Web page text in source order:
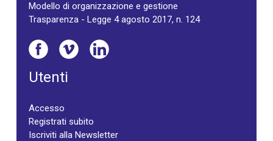
Modello di organizzazione e gestione
Trasparenza - Legge 4 agosto 2017, n. 124
Utenti
Accesso
Registrati subito
Iscriviti alla Newsletter